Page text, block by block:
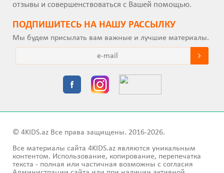
отзывы и совершенствоваться с Вашей помощью.
ПОДПИШИТEСЬ НА НАШУ РАССЫЛКУ
Мы будем присылать вам важные и лучшие материалы.
© 4KIDS.az Все права защищены. 2016-2026.
Все материалы сайта 4KIDS.az являются уникальным
контентом. Использование, копирование, перепечатка
текста - полная или частичная возможны с согласия